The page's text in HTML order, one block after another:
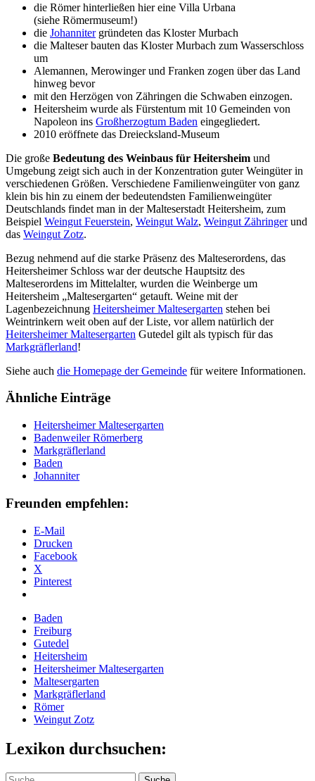
die Römer hinterließen hier eine Villa Urbana
(siehe Römermuseum!)
die Johannitergründeten das Kloster Murbach
die Malteser bauten das Kloster Murbach zum Wasserschloss
um
Alemannen, Merowinger und Franken zogen über das Land
hinweg bevor
mit den Herzögen von Zähringen die Schwaben einzogen.
Heitersheim wurde als Fürstentum mit 10 Gemeinden von
Napoleon ins Großherzogtum Baden eingegliedert.
2010 eröffnete das Dreiecksland-Museum
Die große Bedeutung des Weinbaus für Heitersheim und
Umgebung zeigt sich auch in der Konzentration guter Weingüter in
verschiedenen Größen. Verschiedene Familienweingüter von ganz
klein bis hin zu einem der bedeutendsten Familienweingüter
Deutschlands findet man in der Malteserstadt Heitersheim, zum
Beispiel Weingut Feuerstein, Weingut Walz, Weingut Zähringerund
das Weingut Zotz.
Bezug nehmend auf die starke Präsenz des Malteserordens, das
Heitersheimer Schloss war der deutsche Hauptsitz des
Malteserordens im Mittelalter, wurden die Weinberge um
Heitersheim „Maltesergarten“ getauft. Weine mit der
Lagenbezeichnung Heitersheimer Maltesergarten stehen bei
Weintrinkern weit oben auf der Liste, vor allem natürlich der
Heitersheimer Maltesergarten Gutedel gilt als typisch für das
Markgräflerland!
Siehe auch die Homepage der Gemeinde für weitere Informationen.
Ähnliche Einträge
Heitersheimer Maltesergarten
Badenweiler Römerberg
Markgräflerland
Baden
Johanniter
Freunden empfehlen:
E-Mail
Drucken
Facebook
X
Pinterest
Baden
Freiburg
Gutedel
Heitersheim
Heitersheimer Maltesergarten
Maltesergarten
Markgräflerland
Römer
Weingut Zotz
Lexikon durchsuchen:
Suche